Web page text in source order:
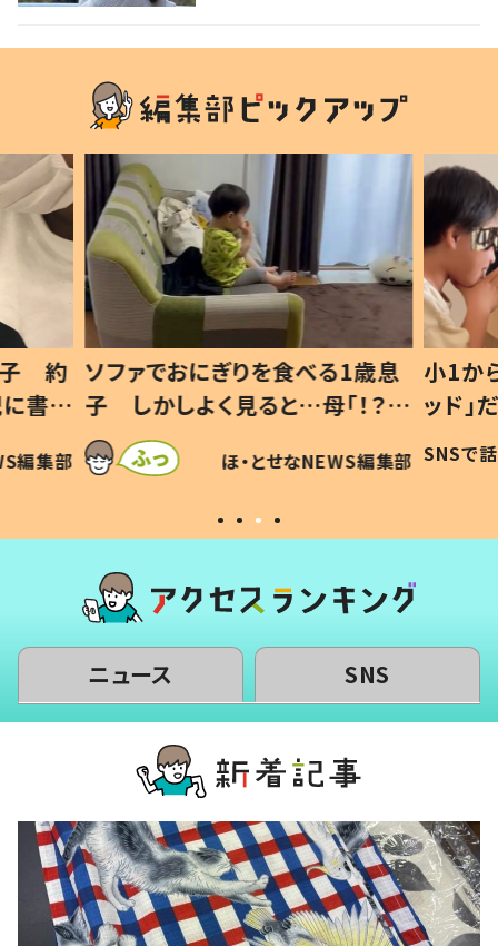
歳息
？」
編集部
小1から不登校、息子は「ギフテ
ッド」だった 父が“ウチ給食”を
作り続ける理由とは #令和の親
#令和の子
SNSで話題 ほ・とせなNEWS編集部
ひ孫
が、抱
「涙
い」
ニュース SNS